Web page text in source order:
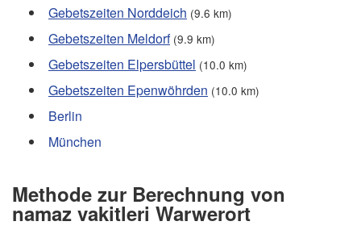
Gebetszeiten Norddeich (9.6 km)
Gebetszeiten Meldorf (9.9 km)
Gebetszeiten Elpersbüttel (10.0 km)
Gebetszeiten Epenwöhrden (10.0 km)
Berlin
München
Methode zur Berechnung von
namaz vakitleri Warwerort